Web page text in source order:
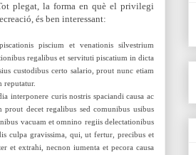
plegat, la forma en què el privilegi
és ben interessant:
piscium et venationis silvestrium
regalibus et servituti piscatium in dicta
custodibus certo salario, prout nunc etiam
reputatur.
interponere curis nostris spaciandi causa ac
prout decet regalibus sed comunibus usibus
vacuam et omnino regiis delectationibus
culpa gravissima, qui, ut fertur, precibus et
et extrahi, necnon iumenta et pecora causa